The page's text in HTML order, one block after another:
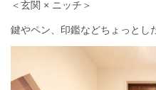
＜玄関 × ニッチ＞
鍵やペン、印鑑などちょっとし